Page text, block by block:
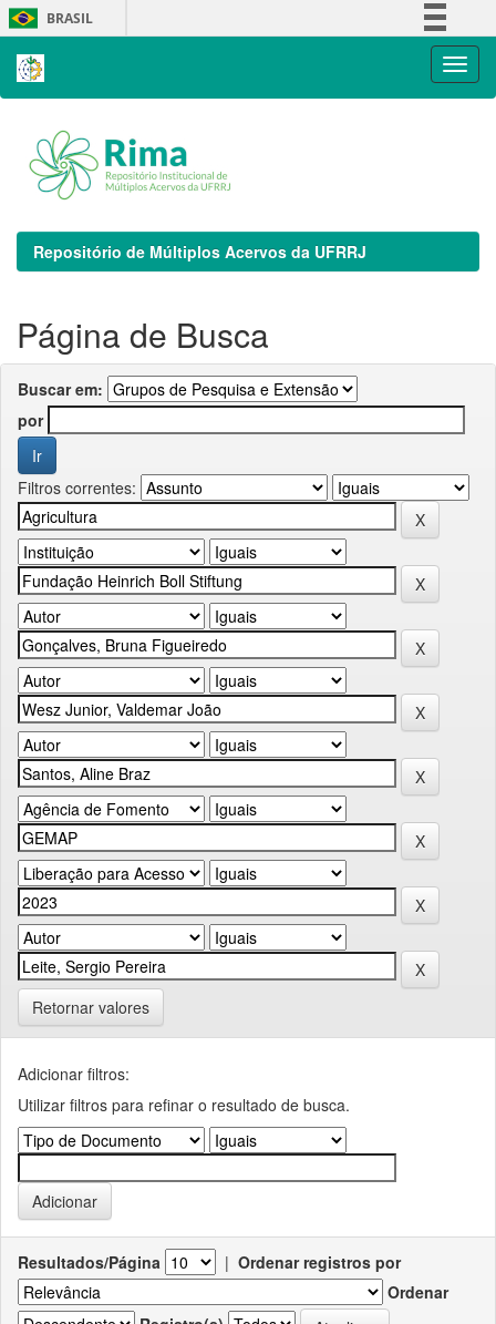
Skip
navigation
BRASIL
Repositório de Múltiplos Acervos da UFRRJ
Página de Busca
Buscar em:
por
Filtros correntes:
Retornar valores
Adicionar filtros:
Utilizar filtros para refinar o resultado de busca.
Resultados/Página | Ordenar registros por
Ordenar